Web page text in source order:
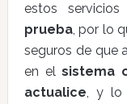
estos servicios
prueba, por lo
seguros de que
en elsistema
actualice, y lo